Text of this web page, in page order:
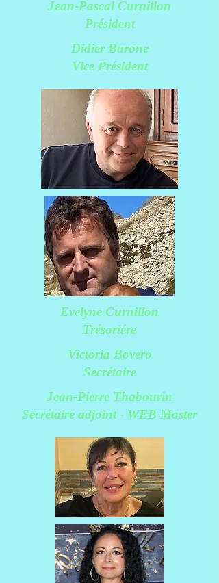
Jean-Pascal Curnillon
Président
Didier Barone
Vice Président
Evelyne Curnillon
Trésoriére
Victoria Bovero
Secrétaire
Jean-Pierre Thabourin
Secrétaire adjoint - WEB Master